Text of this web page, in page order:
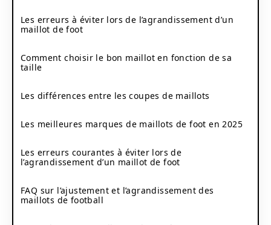
Les erreurs à éviter lors de l’agrandissement d’un
maillot de foot
Comment choisir le bon maillot en fonction de sa
taille
Les différences entre les coupes de maillots
Les meilleures marques de maillots de foot en 2025
Les erreurs courantes à éviter lors de
l’agrandissement d’un maillot de foot
FAQ sur l’ajustement et l’agrandissement des
maillots de football